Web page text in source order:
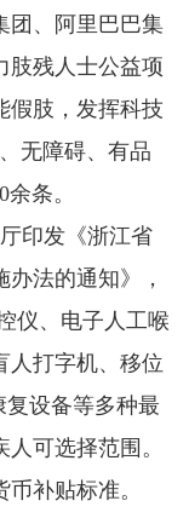
团、阿里巴巴集
肢残人士公益项
假肢，发挥科技
无障碍、有品
条。
印发《浙江省
法的通知》，
仪、电子人工喉
人打字机、移位
设备等多种最
可选择范围。
补贴标准。